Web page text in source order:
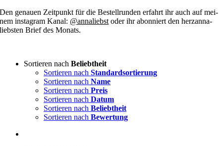
Den genau­en Zeit­punkt für die Bestell­run­den erfahrt ihr auch auf mei­
nem insta­gram Kanal: @annaliebst oder ihr abon­niert den her­zan­na­
liebs­ten Brief des Monats.
Sortieren nach Beliebtheit
Sortieren nach Standardsortierung
Sortieren nach Name
Sortieren nach Preis
Sortieren nach Datum
Sortieren nach Beliebtheit
Sortieren nach Bewertung